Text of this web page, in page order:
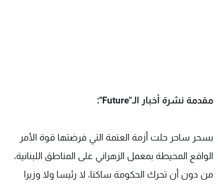
مقدمة نشرة أخبار الـ"Future
":
بسحر ساحر حلت أزمة العتمة التي فرضتها قوة الأمر
الواقع المحيطة بمعمل الزهراني على المناطق اللبنانية،
من دون أن تحرك الحكومة ساكنا، لا رئيسا ولا وزيرا